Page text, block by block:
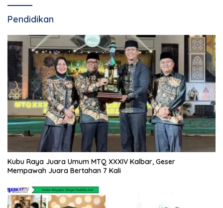
Pendidikan
Kubu Raya Juara Umum MTQ XXXIV Kalbar, Geser
Mempawah Juara Bertahan 7 Kali